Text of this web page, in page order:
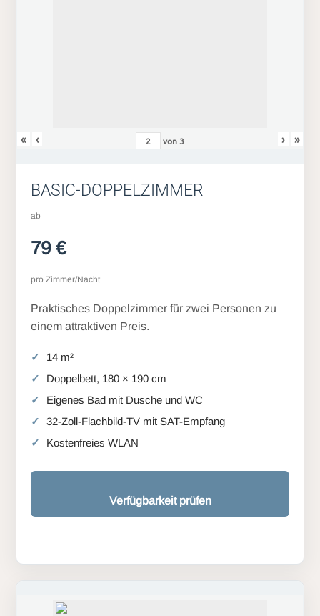
« ‹ von3 › »
BASIC-DOPPELZIMMER
ab
79 €
pro Zimmer/Nacht
Praktisches Doppelzimmer für zwei Personen zu
einem attraktiven Preis.
14 m²
Doppelbett, 180 × 190 cm
Eigenes Bad mit Dusche und WC
32-Zoll-Flachbild-TV mit SAT-Empfang
Kostenfreies WLAN
Verfügbarkeit prüfen